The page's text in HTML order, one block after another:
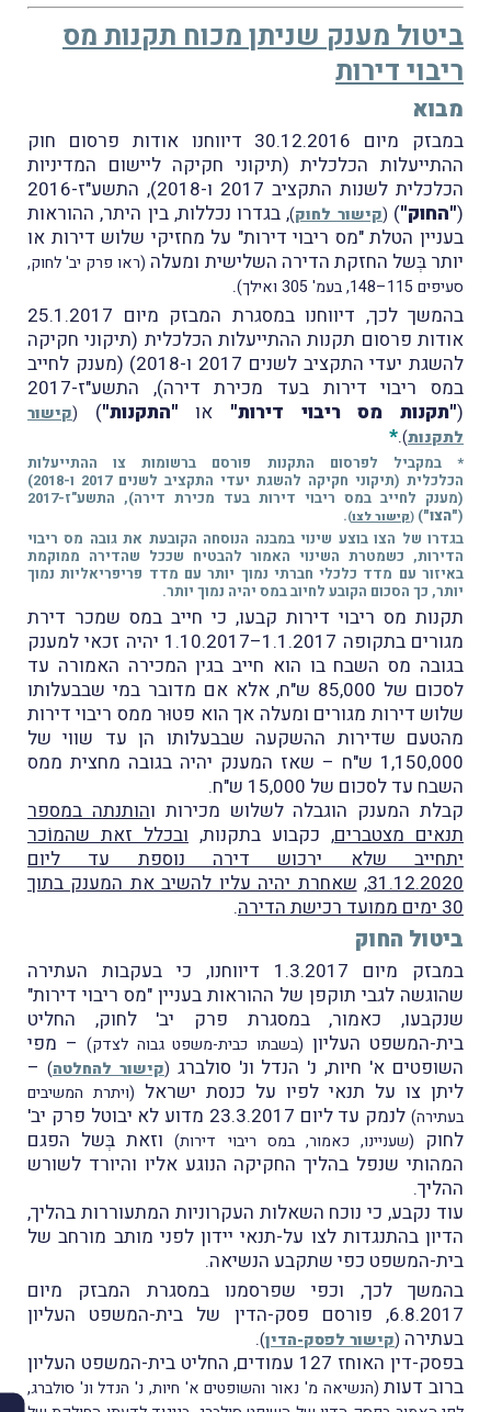
ביטול מענק שניתן מכוח תקנות מס
ריבוי דירות
מבוא
במבזק מיום 30.12.2016 דיווחנו אודות פרסום חוק
ההתייעלות הכלכלית (תיקוני חקיקה ליישום המדיניות
הכלכלית לשנות התקציב 2017 ו-2018), התשע"ז-2016
("החוק")
(קישור לחוק), בגדרו נכללות, בין היתר, ההוראות
בעניין הטלת "מס ריבוי דירות" על מחזיקי שלוש דירות או
יותר בְּשל החזקת הדירה השלישית ומעלה (ראו פרק יב' לחוק,
סעיפים 115–148, בעמ' 305 ואילך)
.
בהמשך לכך, דיווחנו במסגרת המבזק מיום 25.1.2017
אודות פרסום תקנות ההתייעלות הכלכלית (תיקוני חקיקה
להשגת יעדי התקציב לשנים 2017 ו-2018) (מענק לחייב
במס ריבוי דירות בעד מכירת דירה), התשע"ז-2017
("תקנות מס ריבוי דירות" או "התקנות")
(קישור
לתקנות)
.
*
* במקביל לפרסום התקנות פורסם ברשומות צו ההתייעלות
הכלכלית (תיקוני חקיקה להשגת יעדי התקציב לשנים 2017 ו-2018)
(מענק לחייב במס ריבוי דירות בעד מכירת דירה), התשע"ז-2017
("הצו")
(קישור לצו)
.
בגדרו של הצו בוצע שינוי במבנה הנוסחה הקובעת את גובה מס ריבוי
הדירות, כשמטרת השינוי האמור להבטיח שככל שהדירה ממוקמת
באיזור עם מדד כלכלי חברתי נמוך יותר עם מדד פריפריאליות נמוך
יותר, כך הסכום הקובע לחיוב במס יהיה נמוך יותר.
תקנות מס ריבוי דירות קבעו, כי חייב במס שמכר דירת
מגורים בתקופה 1.1.2017–1.10.2017 יהיה זכאי למענק
בגובה מס השבח בו הוא חייב בגין המכירה האמורה עד
לסכום של 85,000 ש"ח, אלא אם מדובר במי שבבעלותו
שלוש דירות מגורים ומעלה אך הוא פטוּר ממס ריבוי דירות
מהטעם שדירות ההשקעה שבבעלותו הן עד שווי של
1,150,000 ש"ח – שאז המענק יהיה בגובה מחצית ממס
השבח עד לסכום של 15,000 ש"ח.
קבלת המענק הוגבלה לשלוש מכירות והותנתה במספר
תנאים מצטברים, כקבוע בתקנות, ובכלל זאת שהמוֹכר
יתחייב שלא ירכוש דירה נוספת עד ליום
31.12.2020
,שאחרת יהיה עליו להשיב את המענק בתוך
30 ימים ממועד רכישת הדירה
.
ביטול החוק
במבזק מיום 1.3.2017 דיווחנו, כי בעקבות העתירה
שהוגשה לגבי תוקפן של ההוראות בעניין "מס ריבוי דירות"
שנקבעו, כאמור, במסגרת פרק יב' לחוק, החליט
בית-המשפט העליון (בשבתו כבית-משפט גבוה לצדק) – מפי
השופטים א' חיות, נ' הנדל ונ' סולברג (קישור להחלטה)
–
ליתן צו על תנאי לפיו על כנסת ישראל (ויתרת המשיבים
בעתירה)
לנמק עד ליום 23.3.2017 מדוע לא יבוטל פרק יב'
לחוק (שעניינו, כאמור, במס ריבוי דירות)וזאת בְּשל הפגם
המהותי שנפל בהליך החקיקה הנוגע אליו והיורד לשורש
ההליך.
עוד נקבע, כי נוכח השאלות העקרוניות המתעוררות בהליך,
הדיון בהתנגדות לצו על-תנאי יידון לפני מותב מורחב של
בית-המשפט כפי שתקבע הנשיאה.
בהמשך לכך, וכפי שפרסמנו במסגרת המבזק מיום
6.8.2017, פורסם פסק-הדין של בית-המשפט העליון
בעתירה (קישור לפסק-הדין)
.
בפסק-דין האוחז 127 עמודים, החליט בית-המשפט העליון
ברוב דעות (הנשיאה מ' נאור והשופטים א' חיות, נ' הנדל ונ' סולברג,